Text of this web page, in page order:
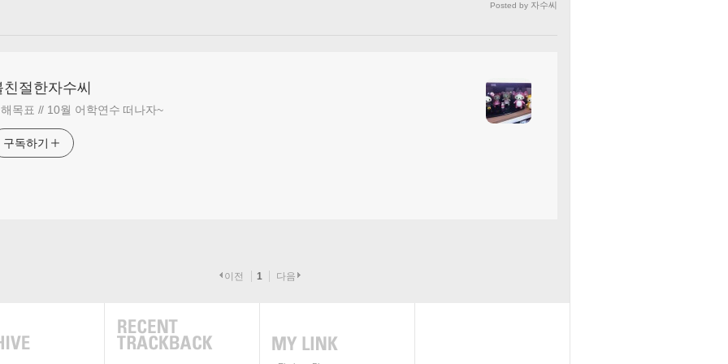
Posted by 자수씨
친절한자수씨
목표 // 10월 어학연수 떠나자~
구독하기
이전 1 다음